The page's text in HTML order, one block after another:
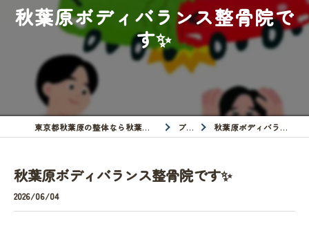
秋葉原ボディバランス整骨院で
す✨
東京都秋葉原の整体なら秋葉原ボディバランス整骨院 ブログ 秋葉原ボディバランス整骨院です✨
秋葉原ボディバランス整骨院です✨
2026/06/04